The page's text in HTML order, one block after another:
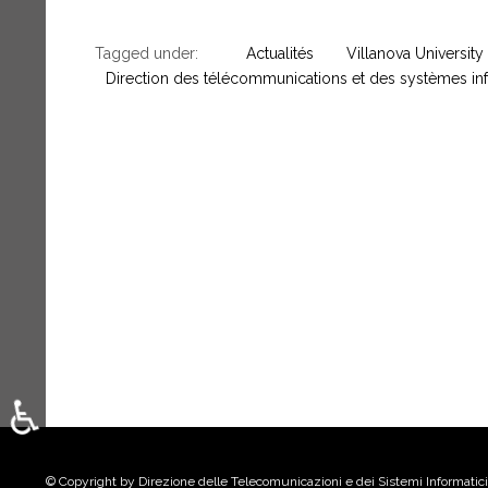
Tagged under: Actualités
Villanova University
Direction des télécommunications et des systèmes
© Copyright by Direzione delle Telecomunicazioni e dei Sistemi Informatici